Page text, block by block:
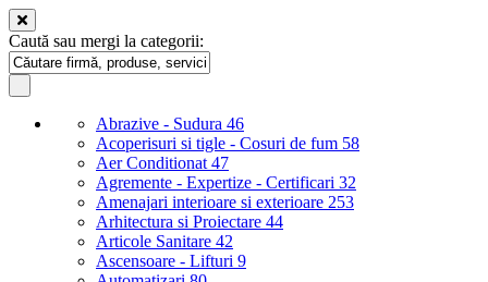
Caută sau mergi la categorii:
Abrazive - Sudura 46
Acoperisuri si tigle - Cosuri de fum 58
Aer Conditionat 47
Agremente - Expertize - Certificari 32
Amenajari interioare si exterioare 253
Arhitectura si Proiectare 44
Articole Sanitare 42
Ascensoare - Lifturi 9